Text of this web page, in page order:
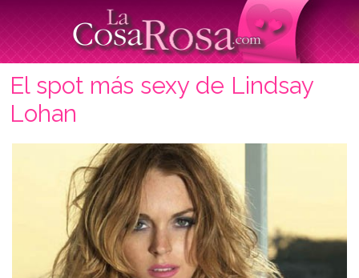
El spot más sexy de Lindsay
Lohan